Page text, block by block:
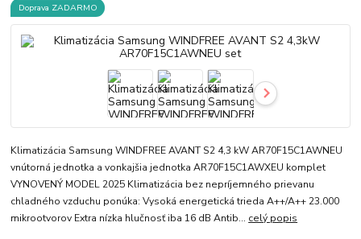
Doprava ZADARMO
Klimatizácia Samsung WINDFREE AVANT S2 4,3 kW AR70F15C1AWNEU
vnútorná jednotka a vonkajšia jednotka AR70F15C1AWXEU komplet
VYNOVENÝ MODEL 2025 Klimatizácia bez nepríjemného prievanu
chladného vzduchu ponúka: Vysoká energetická trieda A++/A++ 23.000
mikrootvorov Extra nízka hlučnosť iba 16 dB Antib... celý popis